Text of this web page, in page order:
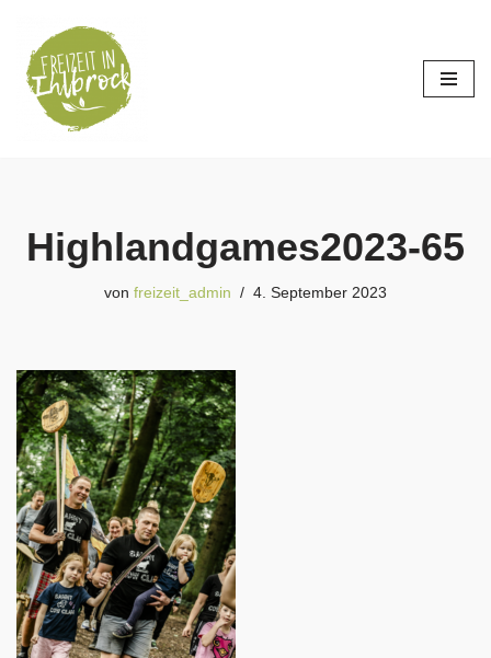
Zum
Inhalt
springen
Highlandgames2023-65
von freizeit_admin 4. September 2023